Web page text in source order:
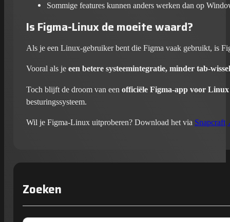
Sommige features kunnen anders werken dan op
Is Figma-Linux de moeite waard?
Als je een Linux-gebruiker bent die Figma vaak gebruikt, is
Vooral als je een betere systeemintegratie, minder tab-
Toch blijft de droom van een officiële Figma-app voor Linux
besturingssysteem.
Wil je Figma-Linux uitproberen? Download het via Snapcraft
Zoeken